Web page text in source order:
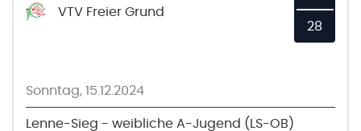
VTV Freier Grund
28
Sonntag, 15.12.2024
Lenne-Sieg - weibliche A-Jugend (LS-OB)